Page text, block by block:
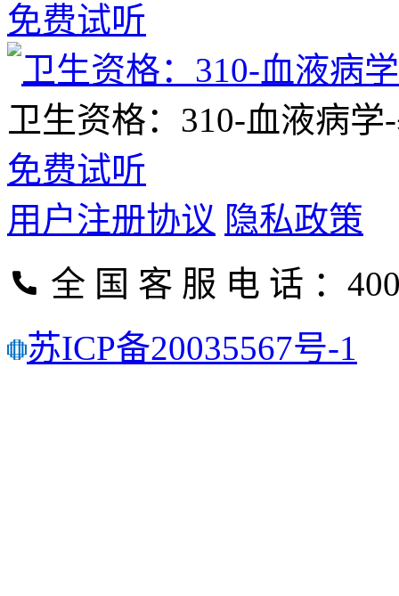
免费试听
卫生资格：310-血液病
免费试听
用户注册协议 隐私政策
全 国 客 服 电 话 ：
苏ICP备20035567号-1